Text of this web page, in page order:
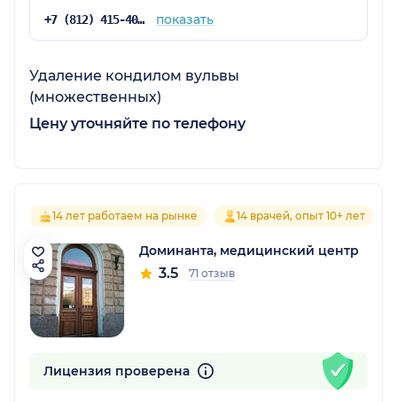
+7 (812) 415-40-60 показать
Удаление кондилом вульвы
(множественных)
Цену уточняйте по телефону
14 лет работаем на рынке 14 врачей, опыт 10+ лет
Доминанта, медицинский центр
3.5 71 отзыв
Лицензия проверена